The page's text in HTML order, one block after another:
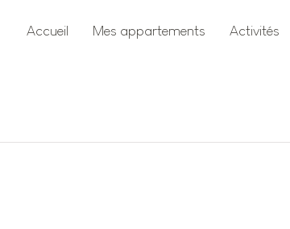
Accueil Mes appartements Activités